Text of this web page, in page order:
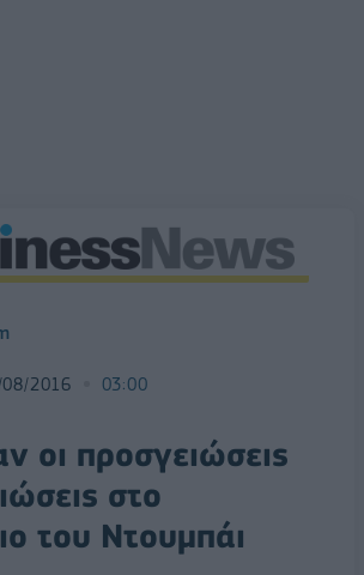
2016 03:00
οι προσγειώσεις
στο
του Ντουμπάι